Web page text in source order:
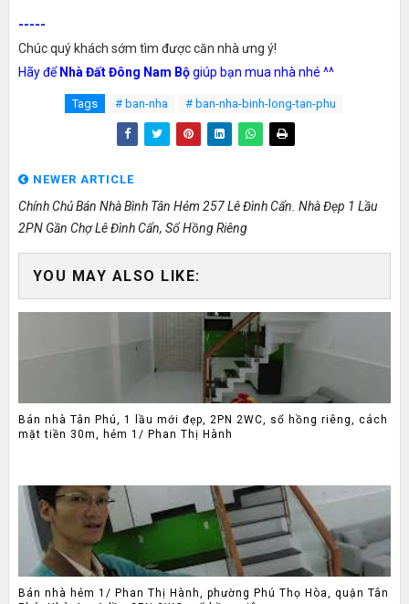
-----
Chúc quý khách sớm tìm được căn nhà ưng ý!
Hãy để Nhà Đất Đông Nam Bộgiúp bạn mua nhà nhé ^^
Tags # ban-nha # ban-nha-binh-long-tan-phu
NEWER ARTICLE
Chính Chủ Bán Nhà Bình Tân Hẻm 257 Lê Đình Cẩn. Nhà Đẹp 1 Lầu
2PN Gần Chợ Lê Đình Cẩn, Sổ Hồng Riêng
YOU MAY ALSO LIKE:
Bán nhà Tân Phú, 1 lầu mới đẹp, 2PN 2WC, sổ hồng riêng, cách
mặt tiền 30m, hẻm 1/ Phan Thị Hành
Bán nhà hẻm 1/ Phan Thị Hành, phường Phú Thọ Hòa, quận Tân